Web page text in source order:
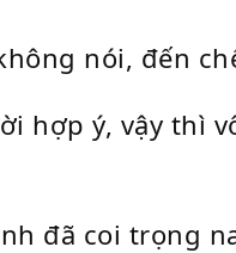
nói, đến
hợp ý, vậy thì
đã coi trọng